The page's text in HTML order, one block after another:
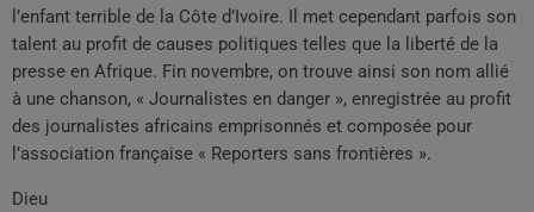
l’enfant terrible de la Côte d’Ivoire. Il met cependant parfois son
talent au profit de causes politiques telles que la liberté de la
presse en Afrique. Fin novembre, on trouve ainsi son nom allié
à une chanson, « Journalistes en danger », enregistrée au profit
des journalistes africains emprisonnés et composée pour
l’association française « Reporters sans frontières ».
Dieu